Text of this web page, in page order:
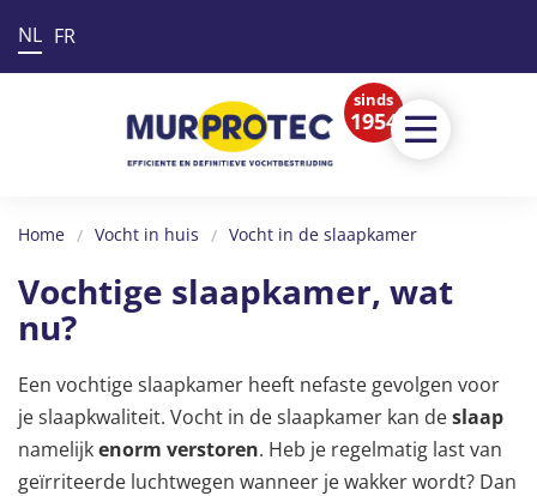
NL FR
sinds
1954
Home Vocht in huis Vocht in de slaapkamer
Vochtige slaapkamer, wat
nu?
Een vochtige slaapkamer heeft nefaste gevolgen voor
je slaapkwaliteit. Vocht in de slaapkamer kan deslaap
namelijkenorm verstoren. Heb je regelmatig last van
geïrriteerde luchtwegen wanneer je wakker wordt? Dan